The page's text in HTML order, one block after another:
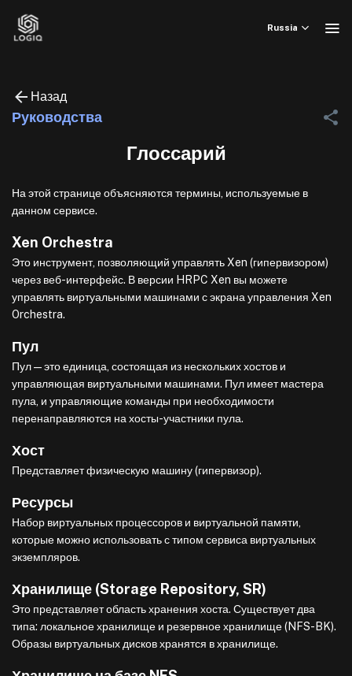
Russia
Назад
Руководства
Глоссарий
На этой странице объясняются термины, используемые в
данном сервисе.
Xen Orchestra
Это инструмент, позволяющий управлять Xen (гипервизором)
через веб-интерфейс. В версии HRPC Xen вы можете
управлять виртуальными машинами с экрана управления Xen
Orchestra.
Пул
Пул — это единица, состоящая из нескольких хостов и
управляющая виртуальными машинами. Пул имеет мастера
пула, и управляющие команды при необходимости
перенаправляются на хосты-участники пула.
Хост
Представляет физическую машину (гипервизор).
Ресурсы
Набор виртуальных процессоров и виртуальной памяти,
которые можно использовать с типом сервиса виртуальных
экземпляров.
Хранилище (Storage Repository, SR)
Это представляет область хранения хоста. Существует два
типа: локальное хранилище и резервное хранилище (NFS-BK).
Образы виртуальных дисков хранятся в хранилище.